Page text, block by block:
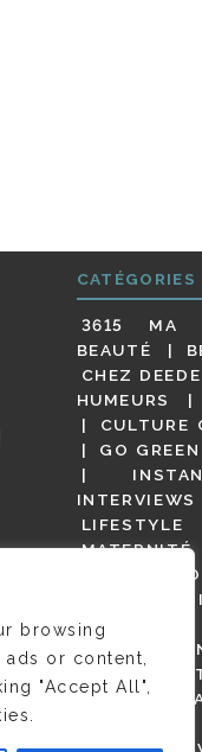
browsing
or content,
"Accept All",
A
CATÉGORIES
3615 MA
BEAUTÉ
CHEZ
HUMEURS
CULTURE
GO GREEN
LIFESTYLE
MATERNITÉ
(BUT
MAGOT !
PARIS
PRESSE
SALONS DE
VIDÉOS